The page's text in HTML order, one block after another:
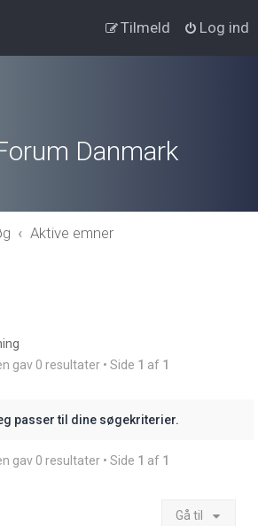
Log ind
Tilmeld
Danmark
Aktive emner
gav 0 resultater • Side 1 af 1
passer til dine søgekriterier.
gav 0 resultater • Side 1 af 1
Gå til